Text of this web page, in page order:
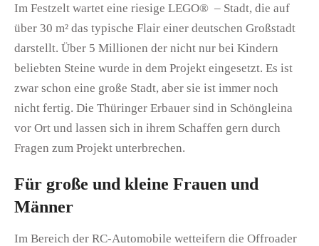
Im Festzelt wartet eine riesige LEGO® – Stadt, die auf
über 30 m² das typische Flair einer deutschen Großstadt
darstellt. Über 5 Millionen der nicht nur bei Kindern
beliebten Steine wurde in dem Projekt eingesetzt. Es ist
zwar schon eine große Stadt, aber sie ist immer noch
nicht fertig. Die Thüringer Erbauer sind in Schöngleina
vor Ort und lassen sich in ihrem Schaffen gern durch
Fragen zum Projekt unterbrechen.
Für große und kleine Frauen und
Männer
Im Bereich der RC-Automobile wetteifern die Offroader